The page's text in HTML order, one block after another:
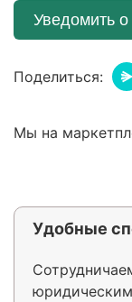
Уведомить
Поделиться:
Мы на
Удобные